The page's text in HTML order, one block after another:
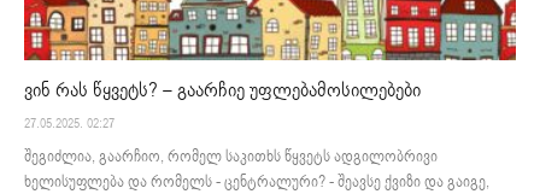
ვინ რას წყვეტს? – გაარჩიე უფლებამოსილებები
27.05.2025. 02:27
შეგიძლია, გაარჩიო, რომელ საკითხს წყვეტს ადგილობრივი
ხელისუფლება და რომელს - ცენტრალური? - შეავსე ქვიზი და გაიგე,